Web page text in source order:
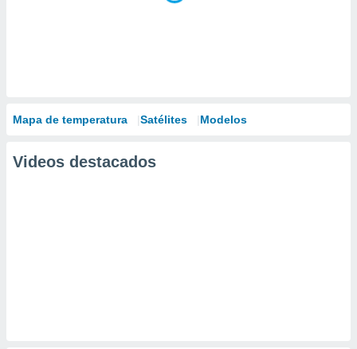
Mapa de temperatura Satélites Modelos
Videos destacados